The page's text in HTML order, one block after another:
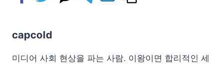
capcold
미디어 사회 현상을 파는 사람. 이왕이면 합리적인 세